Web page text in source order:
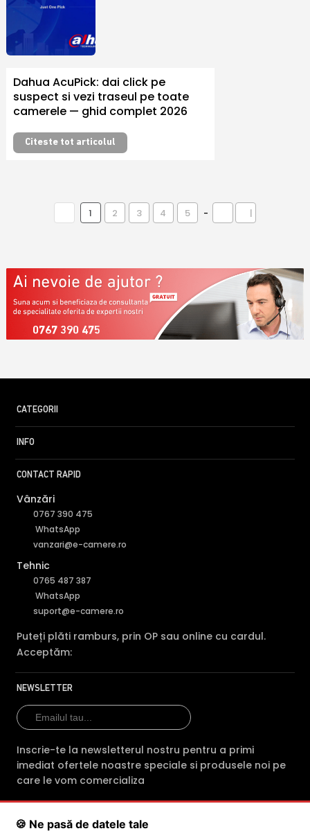
Dahua AcuPick: dai click pe
suspect si vezi traseul pe toate
camerele — ghid complet 2026
Citeste tot articolul
1 2 3 4 5 - |
0767 390 475
CATEGORII
INFO
CONTACT RAPID
Vânzări
0767 390 475
WhatsApp
vanzari@e-camere.ro
Tehnic
0765 487 387
WhatsApp
suport@e-camere.ro
Puteți plăti ramburs, prin OP sau online cu cardul.
Acceptăm:
NEWSLETTER
Inscrie-te la newsletterul nostru pentru a primi
imediat ofertele noastre speciale si produsele noi pe
care le vom comercializa
🍪 Ne pasă de datele tale